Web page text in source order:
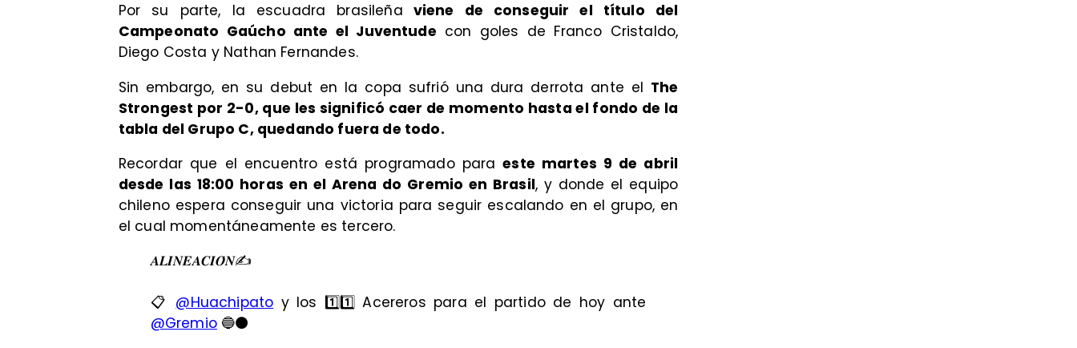
Por su parte, la escuadra brasileña viene de conseguir el título del
Campeonato Gaúcho ante el Juventude con goles de Franco Cristaldo,
Diego Costa y Nathan Fernandes.
Sin embargo, en su debut en la copa sufrió una dura derrota ante el The
Strongest por 2-0, que les significó caer de momento hasta el fondo de la
tabla del Grupo C, quedando fuera de todo.
Recordar que el encuentro está programado paraeste martes 9 de abril
desde las 18:00 horas en el Arena do Gremio en Brasil, y donde el equipo
chileno espera conseguir una victoria para seguir escalando en el grupo, en
el cual momentáneamente es tercero.
𝑨𝑳𝑰𝑵𝑬𝑨𝑪𝑰𝑶́𝑵✍️
📋 @Huachipato y los 1️⃣1️⃣ Acereros para el partido de hoy ante
@Gremio🔵⚫️